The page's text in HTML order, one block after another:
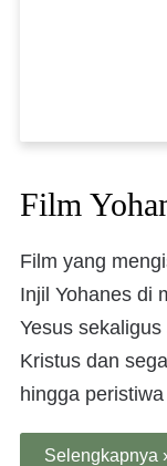
Film
Film yang
Injil Yohanes di
Yesus
Kristus dan
hingga
Selengkapnya